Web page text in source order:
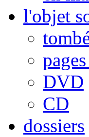
l'objet
DVD
CD
dossiers